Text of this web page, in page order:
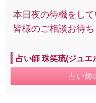
本日夜の待機をし
皆様のご相談お待
占い師 珠笑琉(ジュエ
占い師